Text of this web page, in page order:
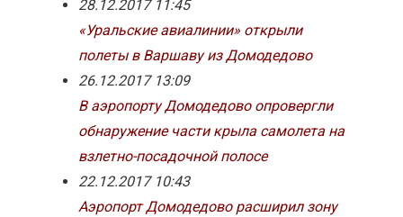
28.12.2017 11:45
«Уральские авиалинии» открыли
полеты в Варшаву из Домодедово
26.12.2017 13:09
В аэропорту Домодедово опровергли
обнаружение части крыла самолета на
взлетно-посадочной полосе
22.12.2017 10:43
Аэропорт Домодедово расширил зону